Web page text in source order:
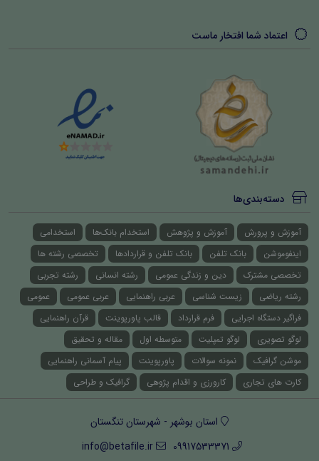
اعتماد شما افتخار ماست
دسته‌بندی‌ها
آموزش و پرورش آموزش و پژوهش استخدام بانک‌ها
استخدامی
اینفوموشن
بانک تلفن بانک تلفن و قراردادها
تخصصی رشته ها
تخصصی مشترک
دین و زندگی عمومی رشته انسانی
رشته تجربی
رشته ریاضی
زیست شناسی عربی راهنمایی عربی عمومی
عمومی
فراگیر دستگاه اجرایی
فرم قرارداد قالب پاورپوینت
قرآن راهنمایی
لوگو تصویری
لوگو تمپلیت متوسطه اول
مقاله و تحقیق
موشن گرافیک
نمونه سوالات پاورپوینت
پیام آسمانی راهنمایی
کارت های تجاری
کارورزی و اقدام پژوهی گرافیک و طراحی
استان بوشهر - شهرستان تنگستان
09917533371
info@betafile.ir